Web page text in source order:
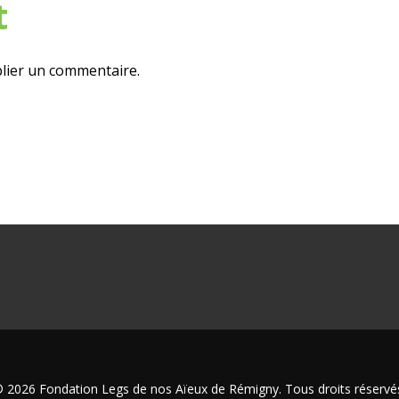
un commentaire.
2026 Fondation Legs de nos Aïeux de Rémigny. Tous droits